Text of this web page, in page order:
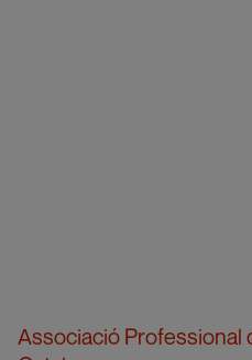
Associació Professional